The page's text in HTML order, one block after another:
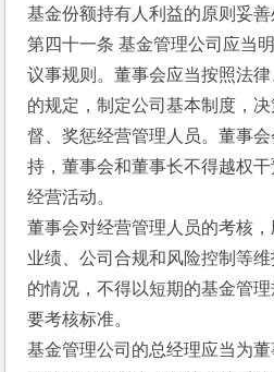
基金份额持有人利益的原则妥善
第四十一条 基金管理公司应当
议事规则。董事会应当按照法
的规定，制定公司基本制度，
督、奖惩经营管理人员。董事
持，董事会和董事长不得越权
经营活动。
董事会对经营管理人员的考核
业绩、公司合规和风险控制等
的情况，不得以短期的基金管
要考核标准。
基金管理公司的总经理应当为